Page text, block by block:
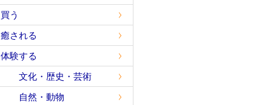
買う
癒される
体験する
文化・歴史・芸術
自然・動物